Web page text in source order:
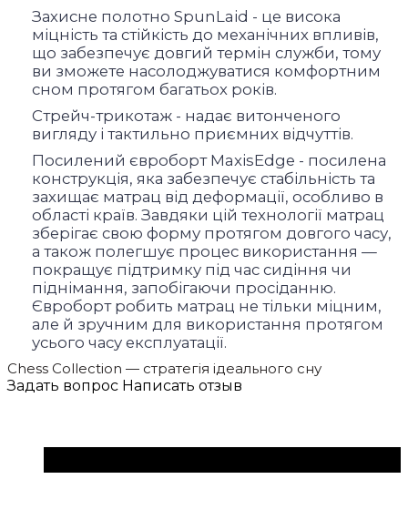
Захисне полотно SpunLaid - це висока
міцність та стійкість до механічних впливів,
що забезпечує довгий термін служби, тому
ви зможете насолоджуватися комфортним
сном протягом багатьох років.
Стрейч-трикотаж - надає витонченого
вигляду і тактильно приємних відчуттів.
Посилений євроборт MaxisEdge - посилена
конструкція, яка забезпечує стабільність та
захищає матрац від деформації, особливо в
області країв. Завдяки цій технології матрац
зберігає свою форму протягом довгого часу,
а також полегшує процес використання —
покращує підтримку під час сидіння чи
піднімання, запобігаючи просіданню.
Євроборт робить матрац не тільки міцним,
але й зручним для використання протягом
усього часу експлуатації.
Chess Collection — стратегія ідеального сну
Задать вопрос Написать отзыв